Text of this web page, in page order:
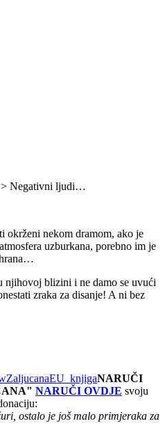
> Negativni ljudi…
nekom dramom, ako je
uzburkana, porebno im je
njihovoj blizini i ne damo se uvući
zraka za disanje! A ni bez
NARUČI
NARUČI OVDJE svoju
ostalo je još malo primjeraka za